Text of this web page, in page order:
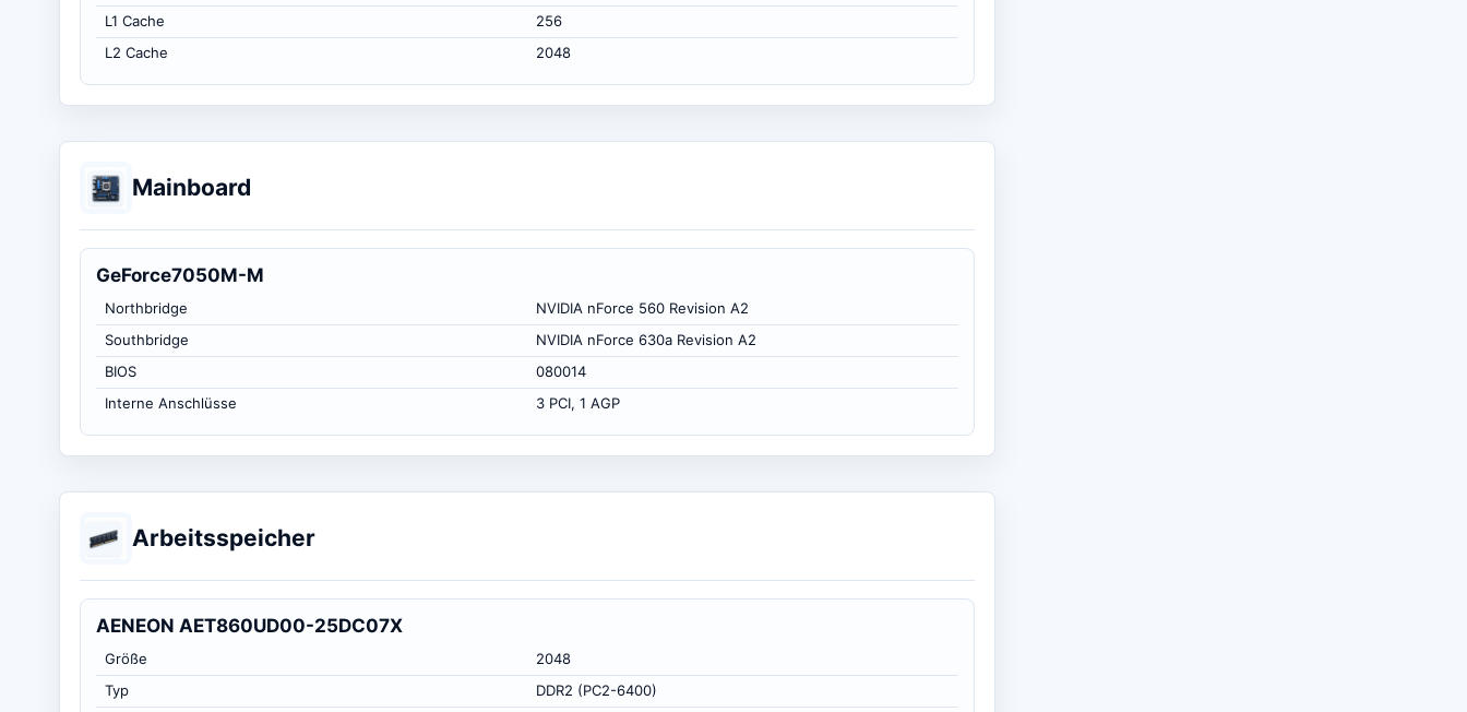
L1 Cache
256
L2 Cache
2048
Mainboard
GeForce7050M-M
Northbridge
NVIDIA nForce 560 Revision A2
Southbridge
NVIDIA nForce 630a Revision A2
BIOS
080014
Interne Anschlüsse
3 PCI, 1 AGP
Arbeitsspeicher
AENEON AET860UD00-25DC07X
Größe
2048
Typ
DDR2 (PC2-6400)